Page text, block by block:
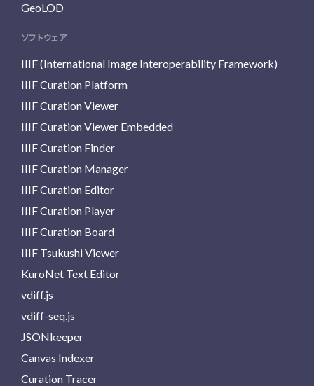
GeoLOD
ソフトウェア
IIIF (International Image Interoperability Framework)
IIIF Curation Platform
IIIF Curation Viewer
IIIF Curation Viewer Embedded
IIIF Curation Finder
IIIF Curation Manager
IIIF Curation Editor
IIIF Curation Player
IIIF Curation Board
IIIF Tsukushi Viewer
KuroNet Text Editor
vdiff.js
vdiff-seq.js
JSONkeeper
Canvas Indexer
Curation Tracer